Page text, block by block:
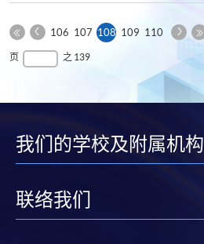
第
一
上 106 107 108本109 110
下
页
最
页 之 139
我们的学校及附属机构
联络我们